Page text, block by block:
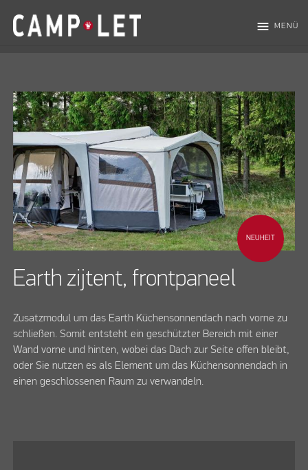
menu MENÜ
NEUHEIT
Earth zijtent, frontpaneel
Zusatzmodul um das Earth Küchensonnendach nach vorne zu
schließen. Somit entsteht ein geschützter Bereich mit einer
Wand vorne und hinten, wobei das Dach zur Seite offen bleibt,
oder Sie nutzen es als Element um das Küchensonnendach in
einen geschlossenen Raum zu verwandeln.